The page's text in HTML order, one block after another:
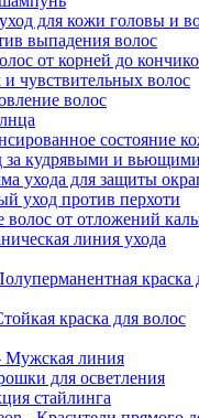
для кожи головы и
выпадения волос
от корней до
чувствительных волос
волос
состояние
за кудрявыми и
ухода для защиты
уход против перхоти
от отложений
линия ухода
краска
краска для волос
Мужская линия
для осветления
стайлинга